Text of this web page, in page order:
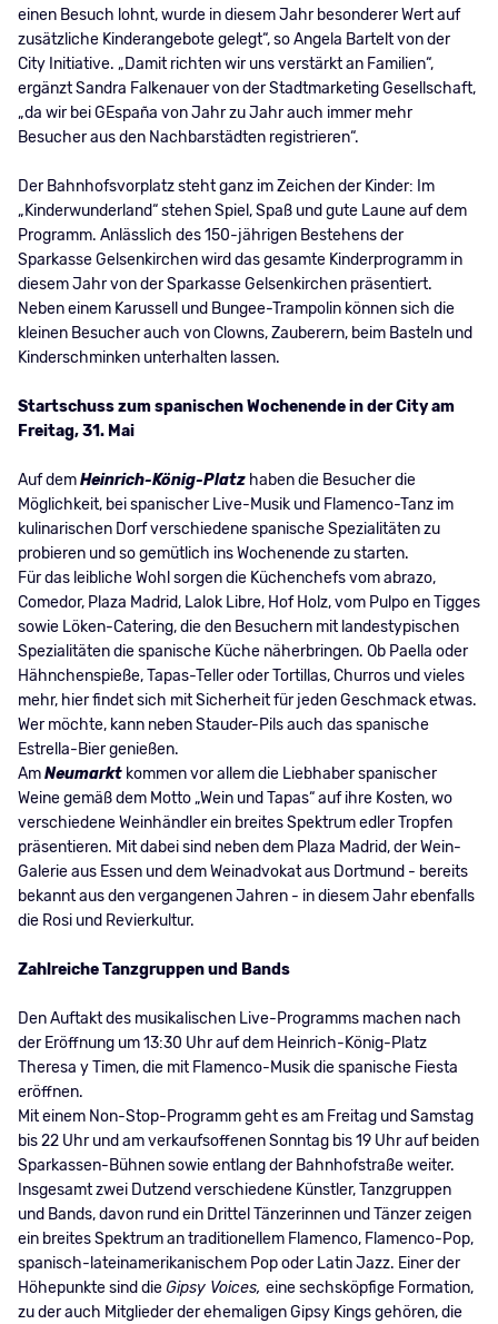
einen Besuch lohnt, wurde in diesem Jahr besonderer Wert auf
zusätzliche Kinderangebote gelegt“, so Angela Bartelt von der
City Initiative. „Damit richten wir uns verstärkt an Familien“,
ergänzt Sandra Falkenauer von der Stadtmarketing Gesellschaft,
„da wir bei GEspaña von Jahr zu Jahr auch immer mehr
Besucher aus den Nachbarstädten registrieren“.
Der Bahnhofsvorplatz steht ganz im Zeichen der Kinder: Im
„Kinderwunderland“ stehen Spiel, Spaß und gute Laune auf dem
Programm. Anlässlich des 150-jährigen Bestehens der
Sparkasse Gelsenkirchen wird das gesamte Kinderprogramm in
diesem Jahr von der Sparkasse Gelsenkirchen präsentiert.
Neben einem Karussell und Bungee-Trampolin können sich die
kleinen Besucher auch von Clowns, Zauberern, beim Basteln und
Kinderschminken unterhalten lassen.
Startschuss zum spanischen Wochenende in der City am
Freitag, 31. Mai
Auf demHeinrich-König-Platzhaben die Besucher die
Möglichkeit, bei spanischer Live-Musik und Flamenco-Tanz im
kulinarischen Dorf verschiedene spanische Spezialitäten zu
probieren und so gemütlich ins Wochenende zu starten.
Für das leibliche Wohl sorgen die Küchenchefs vom abrazo,
Comedor, Plaza Madrid, Lalok Libre, Hof Holz, vom Pulpo en Tigges
sowie Löken-Catering, die den Besuchern mit landestypischen
Spezialitäten die spanische Küche näherbringen. Ob Paella oder
Hähnchenspieße, Tapas-Teller oder Tortillas, Churros und vieles
mehr, hier findet sich mit Sicherheit für jeden Geschmack etwas.
Wer möchte, kann neben Stauder-Pils auch das spanische
Estrella-Bier genießen.
AmNeumarktkommen vor allem die Liebhaber spanischer
Weine gemäß dem Motto „Wein und Tapas“ auf ihre Kosten, wo
verschiedene Weinhändler ein breites Spektrum edler Tropfen
präsentieren. Mit dabei sind neben dem Plaza Madrid, der Wein-
Galerie aus Essen und dem Weinadvokat aus Dortmund - bereits
bekannt aus den vergangenen Jahren - in diesem Jahr ebenfalls
die Rosi und Revierkultur.
Zahlreiche Tanzgruppen und Bands
Den Auftakt des musikalischen Live-Programms machen nach
der Eröffnung um 13:30 Uhr auf dem Heinrich-König-Platz
Theresa y Timen, die mit Flamenco-Musik die spanische Fiesta
eröffnen.
Mit einem Non-Stop-Programm geht es am Freitag und Samstag
bis 22 Uhr und am verkaufsoffenen Sonntag bis 19 Uhr auf beiden
Sparkassen-Bühnen sowie entlang der Bahnhofstraße weiter.
Insgesamt zwei Dutzend verschiedene Künstler, Tanzgruppen
und Bands, davon rund ein Drittel Tänzerinnen und Tänzer zeigen
ein breites Spektrum an traditionellem Flamenco, Flamenco-Pop,
spanisch-lateinamerikanischem Pop oder Latin Jazz. Einer der
Höhepunkte sind die Gipsy Voices, eine sechsköpfige Formation,
zu der auch Mitglieder der ehemaligen Gipsy Kings gehören, die